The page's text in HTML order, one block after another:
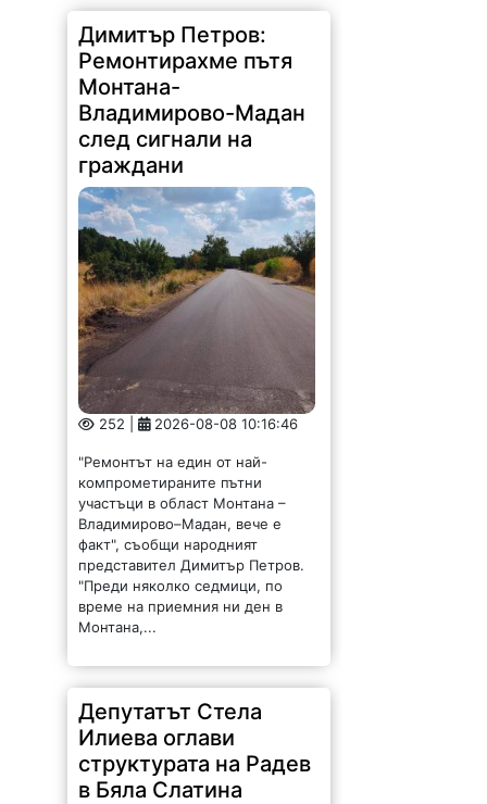
Димитър Петров:
Ремонтирахме пътя
Монтана-
Владимирово-Мадан
след сигнали на
граждани
252 | 2026-08-08 10:16:46
"Ремонтът на един от най-
компрометираните пътни
участъци в област Монтана –
Владимирово–Мадан, вече е
факт", съобщи народният
представител Димитър Петров.
"Преди няколко седмици, по
време на приемния ни ден в
Монтана,...
Депутатът Стела
Илиева оглави
структурата на Радев
в Бяла Слатина